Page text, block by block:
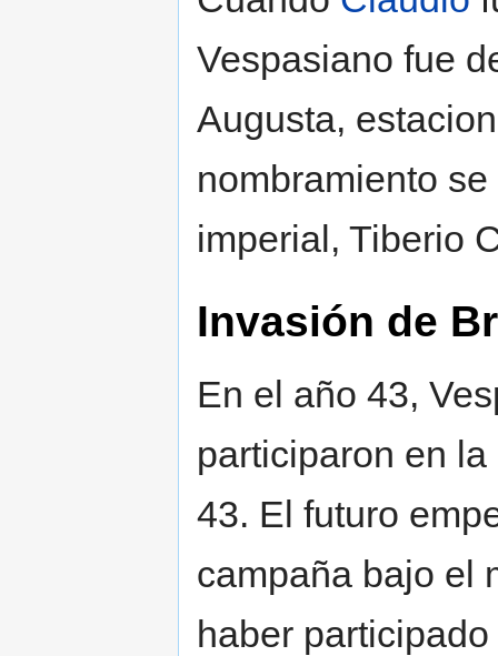
Vespasiano fue
Augusta,
nombramiento
imperial, Tiberio
Invasión de
En el año 43,
participaron en
43. El futuro
campaña bajo el
haber